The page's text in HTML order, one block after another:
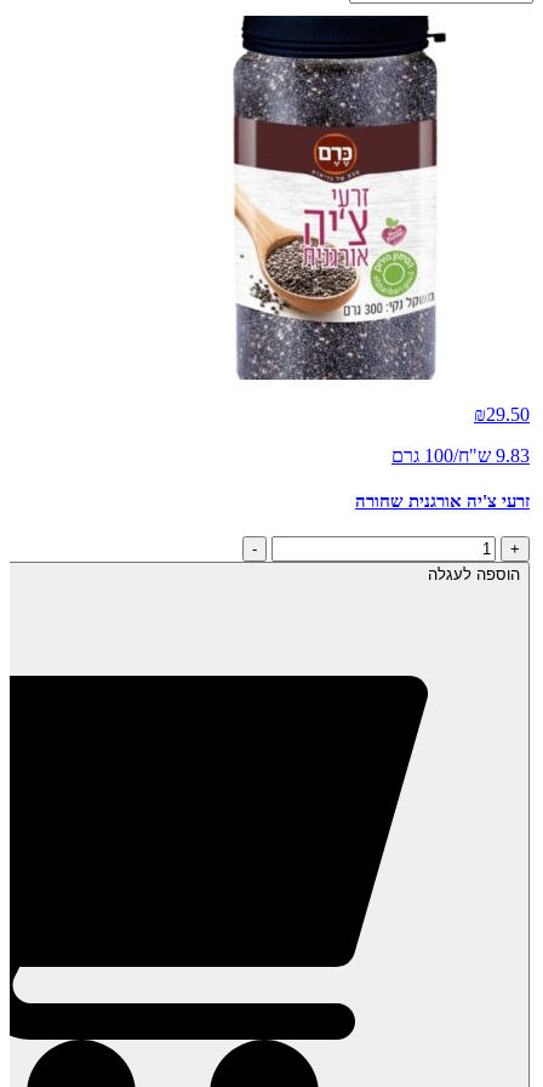
₪29.50
9.83 ש"ח/100 גרם
זרעי צ'יה אורגנית שחורה
+
כמות
של
-
הוספה לעגלה